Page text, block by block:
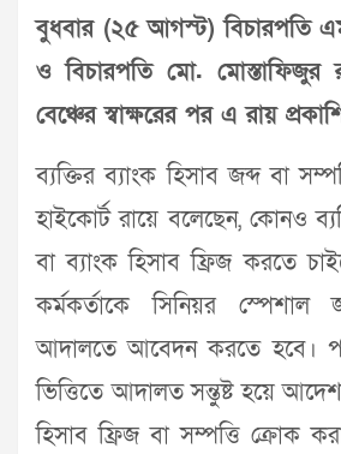
বুধবার (২৫ আগস্ট) বিচারপতি
ও বিচারপতি মো. মোস্তাফিজুর
বেঞ্চের স্বাক্ষরের পর এ রায়
ব্যক্তির ব্যাংক হিসাব জব্দ বা
হাইকোর্ট রায়ে বলেছেন, কোনও
বা ব্যাংক হিসাব ফ্রিজ করতে
কর্মকর্তাকে সিনিয়র
আদালতে আবেদন করতে হবে।
ভিত্তিতে আদালত সন্তুষ্ট হয়ে
হিসাব ফ্রিজ বা সম্পত্তি ক্রোক